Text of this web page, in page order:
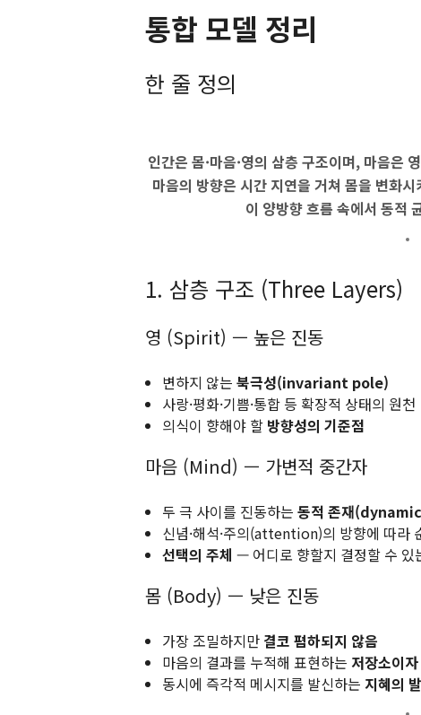
통합 모델 정리
한 줄 정의
인간은 몸·마음·영의 삼층 구조이며, 마음은
마음의 방향은 시간 지연을 거쳐 몸을 변화
이 양방향 흐름 속에서 동적
1. 삼층 구조 (Three Layers)
영 (Spirit) — 높은 진동
변하지 않는 북극성(invariant pole)
사랑·평화·기쁨·통합 등 확장적 상태의 원천
의식이 향해야 할 방향성의 기준점
마음 (Mind) — 가변적 중간자
두 극 사이를 진동하는 동적 존재
신념·해석·주의(attention)의 방향에 따라
선택의 주체 — 어디로 향할지 결정할 수 있
몸 (Body) — 낮은 진동
가장 조밀하지만 결코 폄하되지 않음
마음의 결과를 누적해 표현하는 저장소이
동시에 즉각적 메시지를 발신하는 지혜의